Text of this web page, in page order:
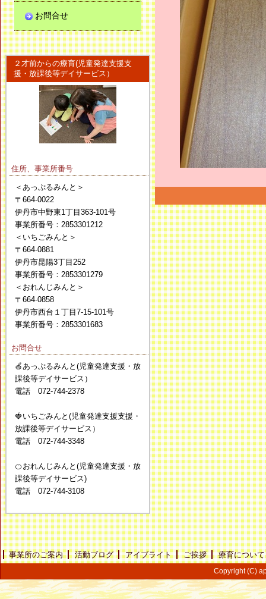
お問合せ
２才前からの療育(児童発達支援支
援・放課後等デイサービス）
住所、事業所番号
＜あっぷるみんと＞
〒664-0022
伊丹市中野東1丁目363-101号
事業所番号：2853301212
＜いちごみんと＞
〒664-0881
伊丹市昆陽3丁目252
事業所番号：2853301279
＜おれんじみんと＞
〒664-0858
伊丹市西台１丁目7-15-101号
事業所番号：2853301683
お問合せ
🍏あっぷるみんと(児童発達支援・放
課後等デイサービス）
電話 072-744-2378
🍓いちごみんと(児童発達支援支援・
放課後等デイサービス）
電話 072-744-3348
🍊おれんじみんと(児童発達支援・放
課後等デイサービス)
電話 072-744-3108
事業所のご案内 活動ブログ アイブライト ご挨拶 療育について
Copyright (C)